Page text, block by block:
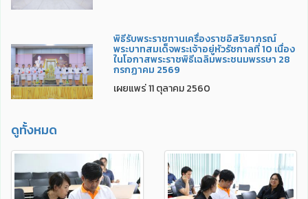
พิธีรับพระราชทานเครื่องราชอิสริยาภรณ์
พระบาทสมเด็จพระเจ้าอยู่หัวรัชกาลที่ 10 เนื่อง
ในโอกาสพระราชพิธีเฉลิมพระชนมพรรษา 28
กรกฏาคม 2569
เผยแพร่ 11 ตุลาคม 2560
ดูทั้งหมด